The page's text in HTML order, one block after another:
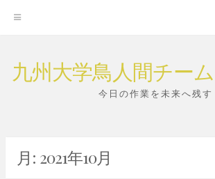
Skip
九州大学鳥人間チー
今日の作業を未来へ残す
月: 2021年10月